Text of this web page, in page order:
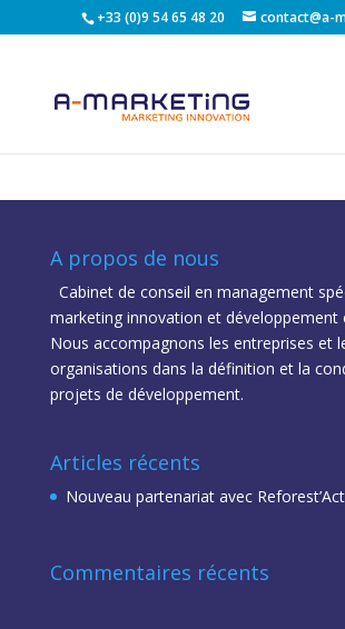
+33 (0)9 54 65 48 20 contact@a-
A propos de nous
Cabinet de conseil en management
marketing innovation et développement
Nous accompagnons les entreprises et
organisations dans la définition et la
projets de développement.
Articles récents
Nouveau partenariat avec
Commentaires récents